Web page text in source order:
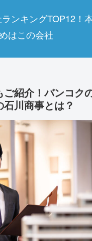
ンキングTOP12！
はこの会社
紹介！バンコク
川商事とは？